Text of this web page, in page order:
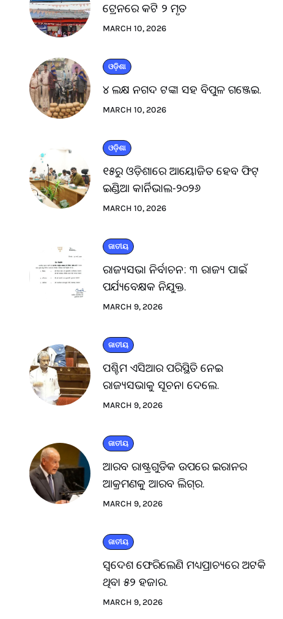
ଟ୍ରେନରେ କଟି ୨ ମୃତ
MARCH 10, 2026
ଓଡ଼ିଶା
୪ ଲକ୍ଷ ନଗଦ ଟଙ୍କା ସହ ବିପୁଳ ଗଞ୍ଜେଇ.
MARCH 10, 2026
ଓଡ଼ିଶା
୧୫ରୁ ଓଡ଼ିଶାରେ ଆୟୋଜିତ ହେବ ଫିଟ୍
ଇଣ୍ଡିଆ କାର୍ନିଭାଲ-୨୦୨୬
MARCH 10, 2026
ଜାତୀୟ
ରାଜ୍ୟସଭା ନିର୍ବାଚନ: ୩ ରାଜ୍ୟ ପାଇଁ
ପର୍ଯ୍ୟବେକ୍ଷକ ନିଯୁକ୍ତ.
MARCH 9, 2026
ଜାତୀୟ
ପଶ୍ଚିମ ଏସିଆର ପରିସ୍ଥିତି ନେଇ
ରାଜ୍ୟସଭାକୁ ସୂଚନା ଦେଲେ.
MARCH 9, 2026
ଜାତୀୟ
ଆରବ ରାଷ୍ଟ୍ରଗୁଡିକ ଉପରେ ଇରାନର
ଆକ୍ରମଣକୁ ଆରବ ଲିଗ୍‌ର.
MARCH 9, 2026
ଜାତୀୟ
ସ୍ବଦେଶ ଫେରିଲେଣି ମଧ୍ୟପ୍ରାଚ୍ୟରେ ଅଟକି
ଥିବା ୫୨ ହଜାର.
MARCH 9, 2026